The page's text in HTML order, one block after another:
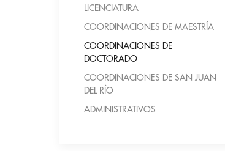
LICENCIATURA
COORDINACIONES DE MAESTRÍA
COORDINACIONES DE
DOCTORADO
COORDINACIONES DE SAN JUAN
DEL RÍO
ADMINISTRATIVOS